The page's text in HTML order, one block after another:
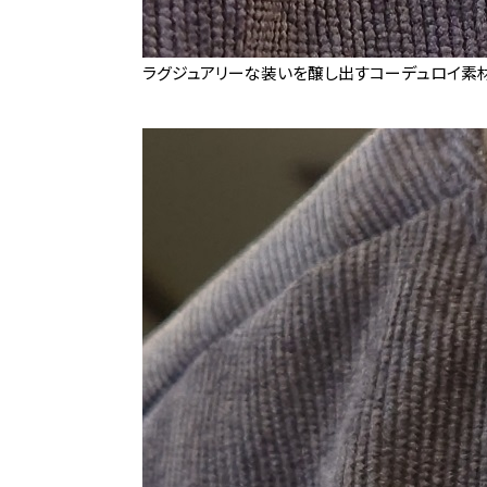
ラグジュアリーな装いを醸し出すコーデュロイ素